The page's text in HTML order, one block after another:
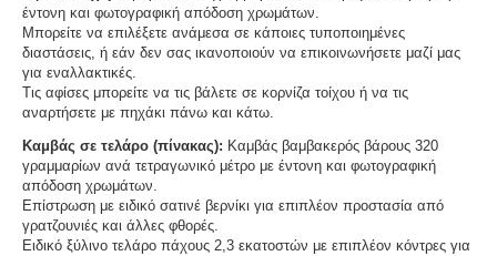
έντονη και φωτογραφική απόδοση χρωμάτων.
Μπορείτε να επιλέξετε ανάμεσα σε κάποιες τυποποιημένες
διαστάσεις, ή εάν δεν σας ικανοποιούν να επικοινωνήσετε μαζί μας
για εναλλακτικές.
Τις αφίσες μπορείτε να τις βάλετε σε κορνίζα τοίχου ή να τις
αναρτήσετε με πηχάκι πάνω και κάτω.
Καμβάς σε τελάρο (πίνακας): Καμβάς βαμβακερός βάρους 320
γραμμαρίων ανά τετραγωνικό μέτρο με έντονη και φωτογραφική
απόδοση χρωμάτων.
Επίστρωση με ειδικό σατινέ βερνίκι για επιπλέον προστασία από
γρατζουνιές και άλλες φθορές.
Ειδικό ξύλινο τελάρο πάχους 2,3 εκατοστών με επιπλέον κόντρες για